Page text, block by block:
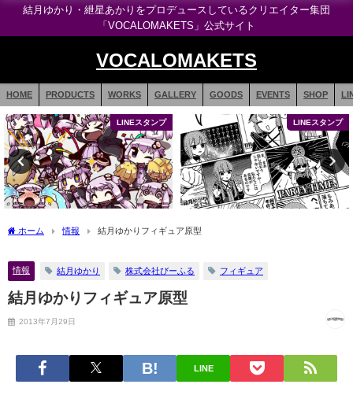
結月ゆかり・紲星あかりをプロデュースしているクリエイター集団
「VOCALOMAKETS」公式サイト
VOCALOMAKETS
HOME PRODUCTS WORKS GALLERY GOODS EVENTS SHOP
LINEスタンプ LINEスタンプ
ホーム 情報 結月ゆかりフィギュア原型
情報 結月ゆかり 株式会社びーふる フィギュア
結月ゆかりフィギュア原型
2013年7月29日
LINE